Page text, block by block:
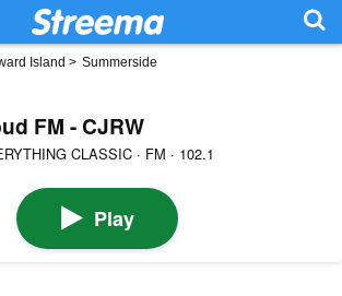
Island > Summerside
FM - CJRW
CLASSIC · FM · 102.1
Play